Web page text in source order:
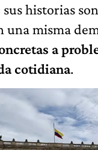
historias
una misma
a
cotidiana.